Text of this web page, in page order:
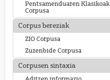
Pentsamenduaren Klasikoak
Corpusa
Corpus bereziak
ZIO Corpusa
Zuzenbide Corpusa
Corpusen sintaxia